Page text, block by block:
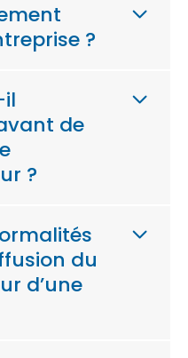
?
il
de
?
du
d’une